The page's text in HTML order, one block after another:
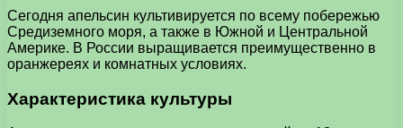
Сегодня апельсин культивируется по всему побережью
Средиземного моря, а также в Южной и Центральной
Америке. В России выращивается преимущественно в
оранжереях и комнатных условиях.
Характеристика культуры